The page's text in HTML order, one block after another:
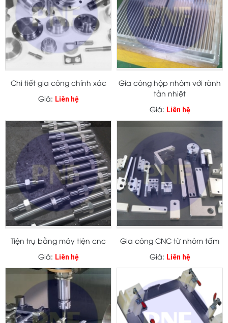
Chi tiết gia công chính xác
Giá: Liên hệ
Gia công hộp nhôm với rãnh
tản nhiệt
Giá: Liên hệ
Tiện trụ bằng máy tiện cnc
Giá: Liên hệ
Gia công CNC từ nhôm tấm
Giá: Liên hệ